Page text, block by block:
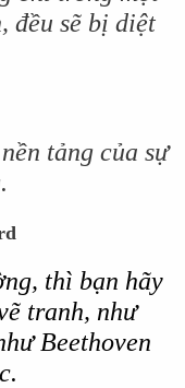
đều sẽ bị diệt
tảng của sự
thì bạn hãy
tranh, như
Beethoven